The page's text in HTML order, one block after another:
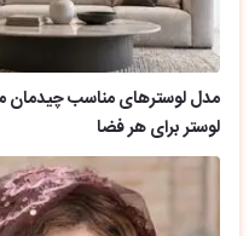
مدل لوسترهای مناسب چیدمان
لوستر برای هر فضا